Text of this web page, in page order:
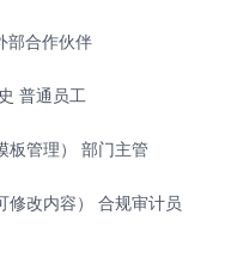
部合作伙伴
普通员工
管理） 部门主管
改内容） 合规审计员